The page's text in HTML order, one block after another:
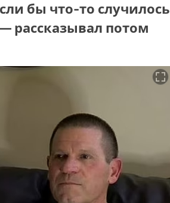
бы что-то случилось
рассказывал потом